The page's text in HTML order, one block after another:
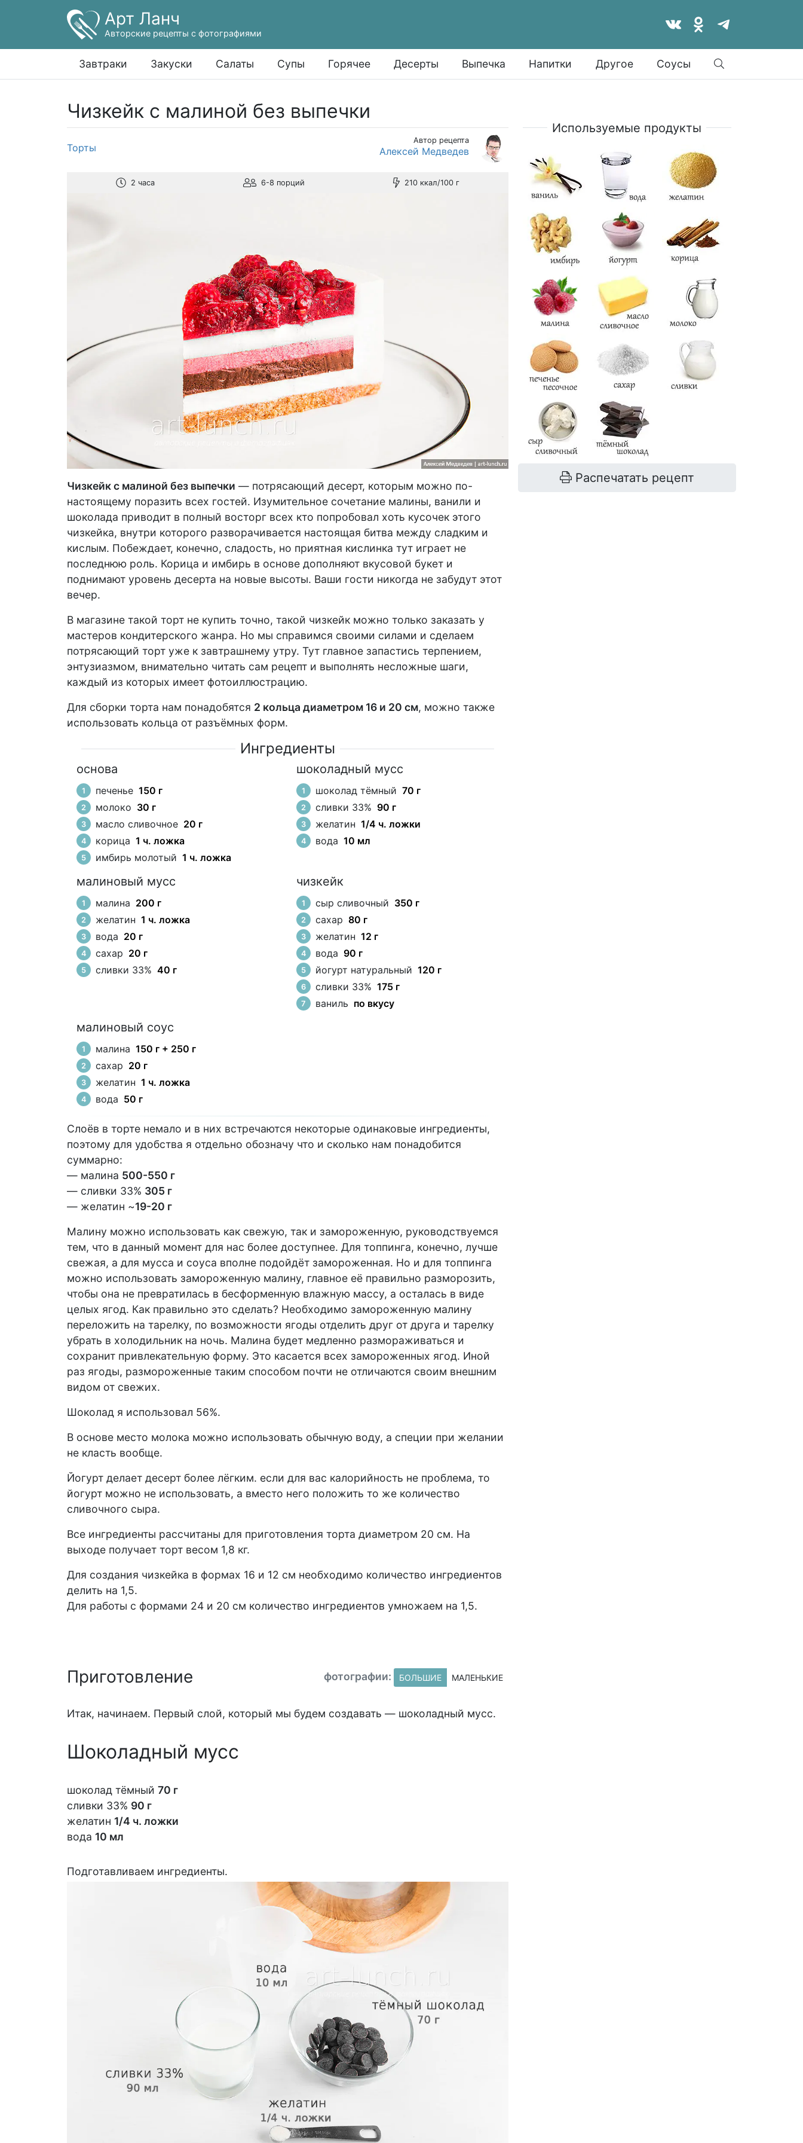
Арт Ланч
Авторские рецепты с фотографиями
Завтраки Закуски Салаты Супы Горячее Десерты Выпечка Напитки Другое Соусы
Найти
Чизкейк с малиной без выпечки
Торты
Автор рецепта
Алексей Медведев
2 часа 6-8 порций 210 ккал/100 г
Чизкейк с малиной без выпечки — потрясающий десерт, которым можно по-
настоящему поразить всех гостей. Изумительное сочетание малины, ванили и
шоколада приводит в полный восторг всех кто попробовал хоть кусочек этого
чизкейка, внутри которого разворачивается настоящая битва между сладким и
кислым. Побеждает, конечно, сладость, но приятная кислинка тут играет не
последнюю роль. Корица и имбирь в основе дополняют вкусовой букет и
поднимают уровень десерта на новые высоты. Ваши гости никогда не забудут этот
вечер.
В магазине такой торт не купить точно, такой чизкейк можно только заказать у
мастеров кондитерского жанра. Но мы справимся своими силами и сделаем
потрясающий торт уже к завтрашнему утру. Тут главное запастись терпением,
энтузиазмом, внимательно читать сам рецепт и выполнять несложные шаги,
каждый из которых имеет фотоиллюстрацию.
Для сборки торта нам понадобятся 2 кольца диаметром 16 и 20 см, можно также
использовать кольца от разъёмных форм.
Ингредиенты
основа
печенье 150 г
молоко 30 г
масло сливочное 20 г
корица 1 ч. ложка
имбирь молотый 1 ч. ложка
шоколадный мусс
шоколад тёмный 70 г
сливки 33% 90 г
желатин 1/4 ч. ложки
вода 10 мл
малиновый мусс
малина 200 г
желатин 1 ч. ложка
вода 20 г
сахар 20 г
сливки 33% 40 г
чизкейк
сыр сливочный 350 г
сахар 80 г
желатин 12 г
вода 90 г
йогурт натуральный 120 г
сливки 33% 175 г
ваниль по вкусу
малиновый соус
малина 150 г + 250 г
сахар 20 г
желатин 1 ч. ложка
вода 50 г
Слоёв в торте немало и в них встречаются некоторые одинаковые ингредиенты,
поэтому для удобства я отдельно обозначу что и сколько нам понадобится
суммарно:
— малина 500-550 г
— сливки 33% 305 г
— желатин ~19-20 г
Малину можно использовать как свежую, так и замороженную, руководствуемся
тем, что в данный момент для нас более доступнее. Для топпинга, конечно, лучше
свежая, а для мусса и соуса вполне подойдёт замороженная. Но и для топпинга
можно использовать замороженную малину, главное её правильно разморозить,
чтобы она не превратилась в бесформенную влажную массу, а осталась в виде
целых ягод. Как правильно это сделать? Необходимо замороженную малину
переложить на тарелку, по возможности ягоды отделить друг от друга и тарелку
убрать в холодильник на ночь. Малина будет медленно размораживаться и
сохранит привлекательную форму. Это касается всех замороженных ягод. Иной
раз ягоды, размороженные таким способом почти не отличаются своим внешним
видом от свежих.
Шоколад я использовал 56%.
В основе место молока можно использовать обычную воду, а специи при желании
не класть вообще.
Йогурт делает десерт более лёгким. если для вас калорийность не проблема, то
йогурт можно не использовать, а вместо него положить то же количество
сливочного сыра.
Все ингредиенты рассчитаны для приготовления торта диаметром 20 см. На
выходе получает торт весом 1,8 кг.
Для создания чизкейка в формах 16 и 12 см необходимо количество ингредиентов
делить на 1,5.
Для работы с формами 24 и 20 см количество ингредиентов умножаем на 1,5.
Приготовление фотографии: БОЛЬШИЕ МАЛЕНЬКИЕ
Итак, начинаем. Первый слой, который мы будем создавать — шоколадный мусс.
Шоколадный мусс
шоколад тёмный 70 г
сливки 33% 90 г
желатин 1/4 ч. ложки
вода 10 мл
Подготавливаем ингредиенты.
Используемые продукты
Распечатать рецепт